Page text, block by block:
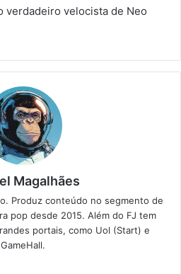
verdadeiro velocista de Neo
Magalhães
Produz conteúdo no segmento de
pop desde 2015. Além do FJ tem
portais, como Uol (Start) e
GameHall.